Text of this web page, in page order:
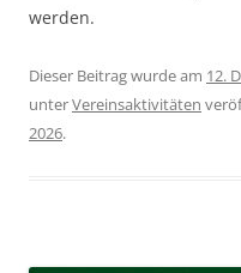
werden.
Dieser Beitrag wurde am 12.
unterVereinsaktivitäten
2026.